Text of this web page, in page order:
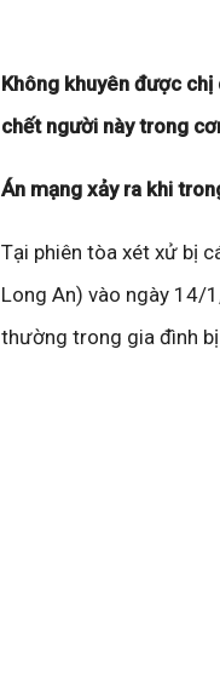
Không khuyên được
chết người này trong
Án mạng xảy ra khi
Tại phiên tòa xét xử bị
Long An) vào ngày 14/
thường trong gia đình